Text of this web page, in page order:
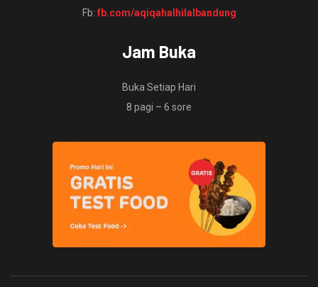
Fb: fb.com/aqiqahalhilalbandung
Jam Buka
Buka Setiap Hari
8 pagi – 6 sore